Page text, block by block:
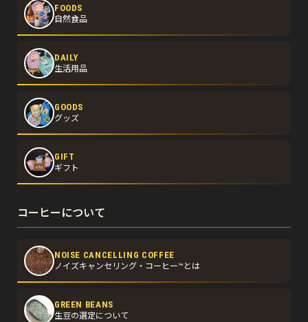
FOODS
自然食品
DAILY
生活用品
GOODS
グッズ
GIFT
ギフト
コーヒーについて
NOISE CANCELLING COFFEE
ノイズキャンセリング・コーヒー™とは
GREEN BEANS
生豆の選定について